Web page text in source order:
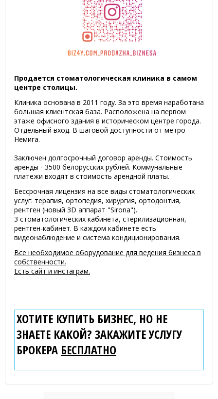
Продается стоматологическая клиника в самом
центре столицы.
Клиника основана в 2011 году. За это время наработана
большая клиентская база. Расположена на первом
этаже офисного здания в историческом центре города.
Отдельный вход. В шаговой доступности от метро
Немига.
Заключен долгосрочный договор аренды. Стоимость
аренды - 3500 белорусских рублей. Коммунальные
платежи входят в стоимость арендной платы.
Бессрочная лицензия на все виды стоматологических
услуг: терапия, ортопедия, хирургия, ортодонтия,
рентген (новый 3D аппарат "Sirona").
3 стоматологических кабинета, стерилизационная,
рентген-кабинет. В каждом кабинете есть
видеонаблюдение и система кондиционирования.
Все необходимое оборудование для ведения бизнеса в
собственности.
Есть сайт и инстаграм.
ХОТИТЕ КУПИТЬ БИЗНЕС, НО НЕ
ЗНАЕТЕ КАКОЙ? ЗАКАЖИТЕ УСЛУГУ
БРОКЕРА БЕСПЛАТНО